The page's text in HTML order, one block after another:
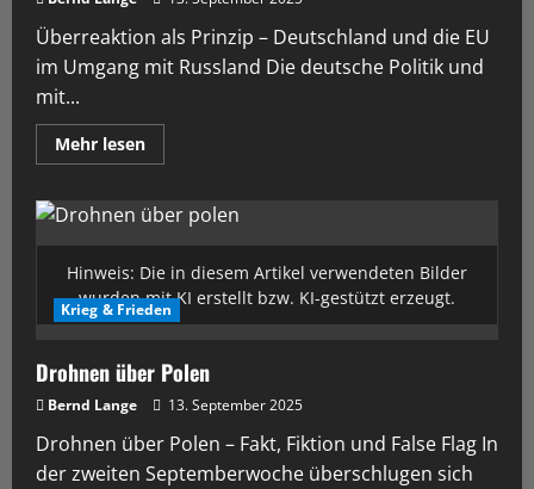
Überreaktion als Prinzip – Deutschland und die EU
im Umgang mit Russland Die deutsche Politik und
mit...
Mehr lesen
Hinweis: Die in diesem Artikel verwendeten Bilder
wurden mit KI erstellt bzw. KI-gestützt erzeugt.
Krieg & Frieden
Drohnen über Polen
Bernd Lange 13. September 2025
Drohnen über Polen – Fakt, Fiktion und False Flag In
der zweiten Septemberwoche überschlugen sich